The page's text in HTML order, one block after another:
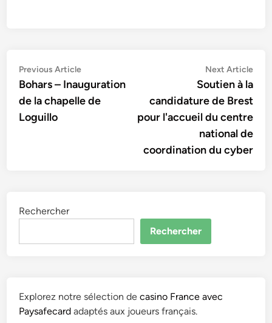
Navigation
de
l’article
Previous ArticlePrevious
article:
Bohars – Inauguration
de la chapelle de
Loguillo
Next Article
Soutien à la
candidature de Brest
pour l'accueil du centre
national de
coordination du cyber
Rechercher
Rechercher
Explorez notre sélection decasino France avec
Paysafecard adaptés aux joueurs français.